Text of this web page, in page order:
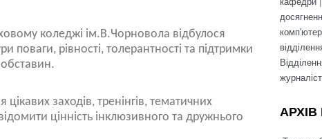
коледжі ім.В.Чорновола відбулося
рівності, толерантності та підтримки
заходів, тренінгів, тематичних
цінність інклюзивного та дружнього